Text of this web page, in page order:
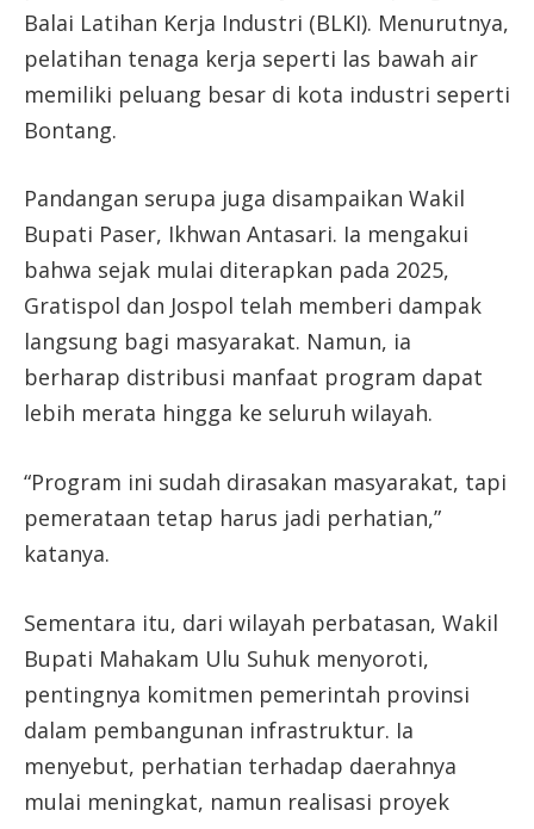
Balai Latihan Kerja Industri (BLKI). Menurutnya,
pelatihan tenaga kerja seperti las bawah air
memiliki peluang besar di kota industri seperti
Bontang.
Pandangan serupa juga disampaikan Wakil
Bupati Paser, Ikhwan Antasari. Ia mengakui
bahwa sejak mulai diterapkan pada 2025,
Gratispol dan Jospol telah memberi dampak
langsung bagi masyarakat. Namun, ia
berharap distribusi manfaat program dapat
lebih merata hingga ke seluruh wilayah.
“Program ini sudah dirasakan masyarakat, tapi
pemerataan tetap harus jadi perhatian,”
katanya.
Sementara itu, dari wilayah perbatasan, Wakil
Bupati Mahakam Ulu Suhuk menyoroti,
pentingnya komitmen pemerintah provinsi
dalam pembangunan infrastruktur. Ia
menyebut, perhatian terhadap daerahnya
mulai meningkat, namun realisasi proyek